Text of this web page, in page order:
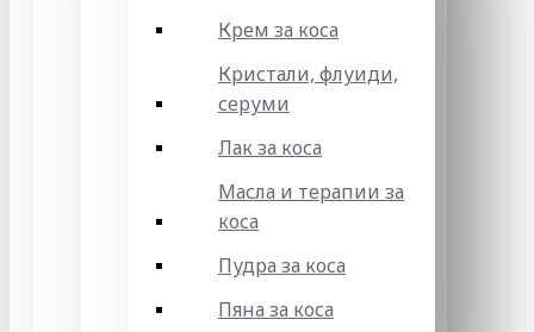
Крем за коса
Кристали, флуиди,
серуми
Лак за коса
Масла и терапии за
коса
Пудра за коса
Пяна за коса